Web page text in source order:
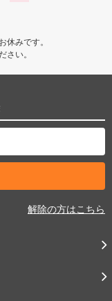
休みです。
さい。
解除の方はこちら